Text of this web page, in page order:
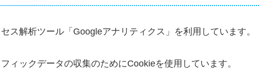
ス解析ツール「Googleアナリティクス」を利用しています。
ィックデータの収集のためにCookieを使用しています。